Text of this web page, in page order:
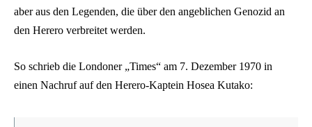
aber aus den Legenden, die über den angeblichen Genozid an
den Herero verbreitet werden.
So schrieb die Londoner „Times“ am 7. Dezember 1970 in
einen Nachruf auf den Herero-Kaptein Hosea Kutako: